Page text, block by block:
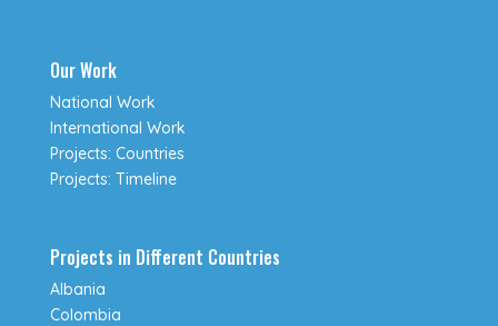
Our Work
National Work
International Work
Projects: Countries
Projects: Timeline
Projects in Different Countries
Albania
Colombia